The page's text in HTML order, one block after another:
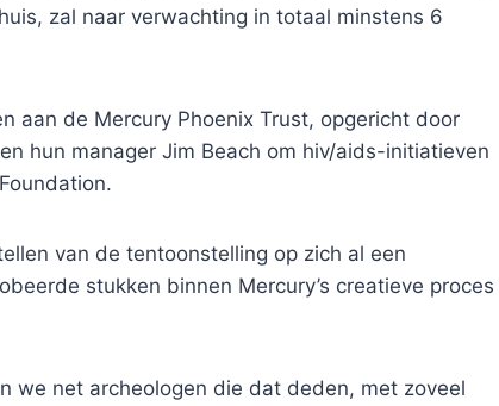
zal naar verwachting in totaal minstens 6
aan de Mercury Phoenix Trust, opgericht door
hun manager Jim Beach om hiv/aids-initiatieven
van de tentoonstelling op zich al een
stukken binnen Mercury’s creatieve proces
we net archeologen die dat deden, met zoveel